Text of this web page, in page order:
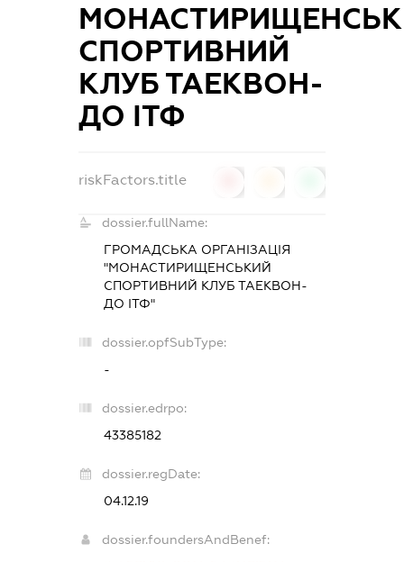
СПОРТИВНИЙ
КЛУБ ТАЕКВОН-
ДО ІТФ
riskFactors.title
dossier.fullName:
ГРОМАДСЬКА ОРГАНІЗАЦІЯ
"МОНАСТИРИЩЕНСЬКИЙ
СПОРТИВНИЙ КЛУБ ТАЕКВОН-
ДО ІТФ"
dossier.opfSubType:
-
dossier.edrpo:
43385182
dossier.regDate:
04.12.19
dossier.foundersAndBenef: